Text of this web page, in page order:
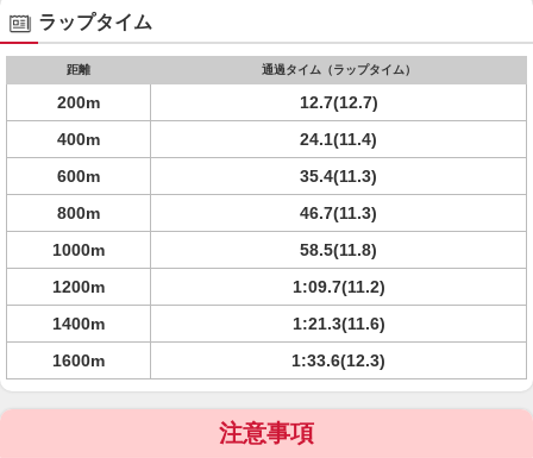
ラップタイム
距離 通過タイム（ラップタイム）
200m
12.7(12.7)
400m
24.1(11.4)
600m
35.4(11.3)
800m
46.7(11.3)
1000m
58.5(11.8)
1200m
1:09.7(11.2)
1400m
1:21.3(11.6)
1600m
1:33.6(12.3)
注意事項